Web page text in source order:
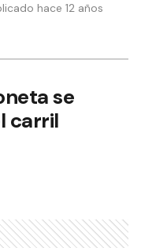
hace 12 años
se
carril